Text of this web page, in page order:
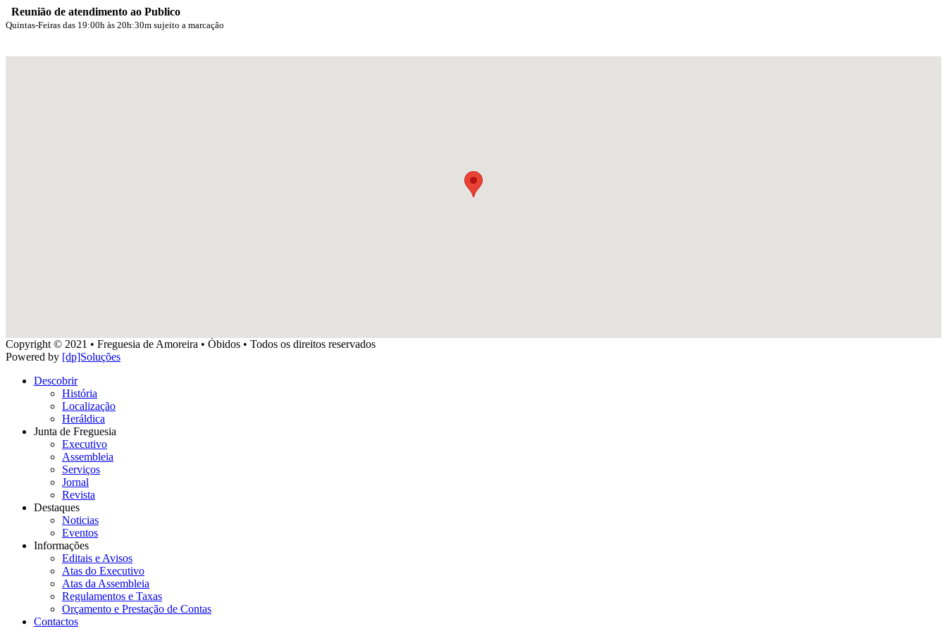
Reunião de atendimento ao Publico
Quintas-Feiras das 19:00h às 20h:30m sujeito a marcação
Copyright © 2021 • Freguesia de Amoreira • Óbidos • Todos os direitos reservados
Powered by [dp]Soluções
Descobrir
História
Localização
Heráldica
Junta de Freguesia
Executivo
Assembleia
Serviços
Jornal
Revista
Destaques
Noticias
Eventos
Informações
Editais e Avisos
Atas do Executivo
Atas da Assembleia
Regulamentos e Taxas
Orçamento e Prestação de Contas
Contactos